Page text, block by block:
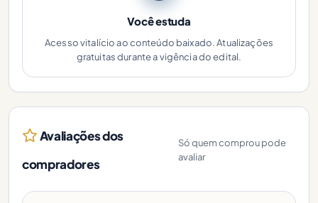
Você estuda
Acesso vitalício ao conteúdo baixado. Atualizações
gratuitas durante a vigência do edital.
Avaliações dos
compradores
Só quem comprou pode
avaliar